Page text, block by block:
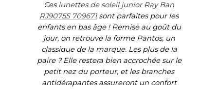
Ces lunettes de soleil junior Ray Ban
RJ9075S 709671sont parfaites pour les
enfants en bas âge ! Remise au goût du
jour, on retrouve la forme Pantos, un
classique de la marque. Les plus de la
paire ? Elle restera bien accrochée sur le
petit nez du porteur, et les branches
antidérapantes assureront un confort